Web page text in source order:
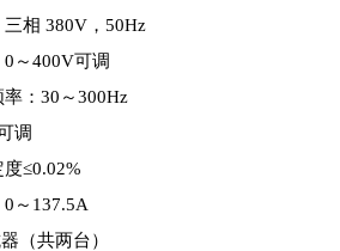
相 380V，50Hz
～400V可调
：30～300Hz
调
≤0.02%
～137.5A
（共两台）